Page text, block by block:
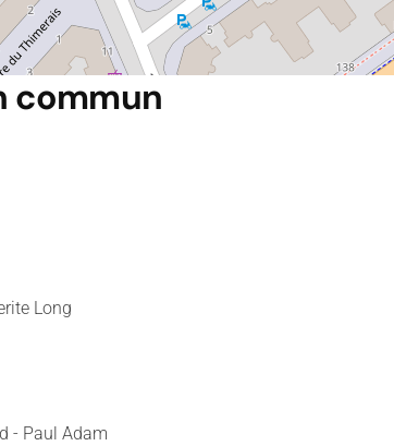
commun
Long
- Paul Adam